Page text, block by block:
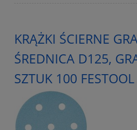
KRĄŻKI ŚCIERNE
ŚREDNICA D125,
SZTUK 100